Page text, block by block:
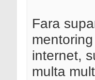
Fara
internet,
multa